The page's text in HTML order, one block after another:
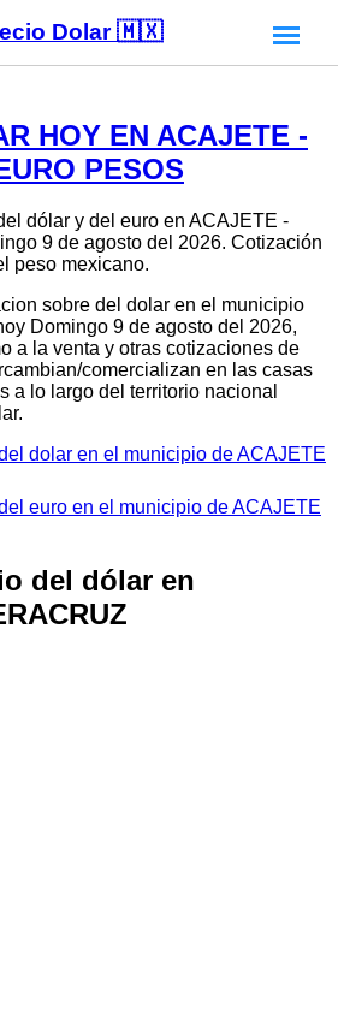
Dolar 🇲🇽
HOY EN ACAJETE -
PESOS
dólar y del euro en ACAJETE -
9 de agosto del 2026. Cotización
peso mexicano.
sobre del dolar en el municipio
Domingo 9 de agosto del 2026,
a la venta y otras cotizaciones de
comercializan en las casas
a lo largo del territorio nacional
dolar en el municipio de ACAJETE
euro en el municipio de ACAJETE
del dólar en